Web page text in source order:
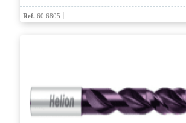
Ref. 60.6805